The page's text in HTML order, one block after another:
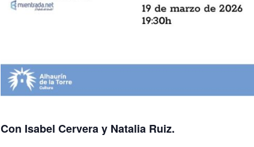
Con Isabel Cervera y Natalia Ruiz.